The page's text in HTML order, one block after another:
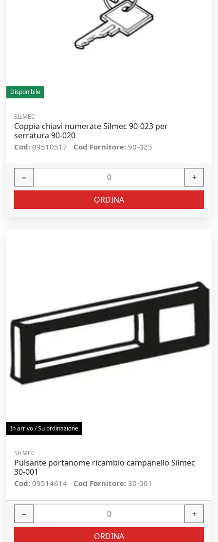
Disponibile
SILMEC
Coppia chiavi numerate Silmec 90-023 per
serratura 90-020
Cod: 09510517 Cod Fornitore: 90-023
− +
ORDINA
In arrivo / Su ordinazione
SILMEC
Pulsante portanome ricambio campanello Silmec
30-001
Cod: 09514614 Cod Fornitore: 30-001
− +
ORDINA